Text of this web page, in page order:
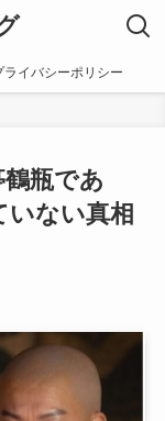
ライバシーポリシー
瓶であ
いない真相